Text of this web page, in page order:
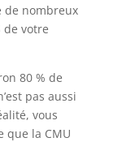
de nombreux
de votre
80 % de
pas aussi
vous
que la CMU